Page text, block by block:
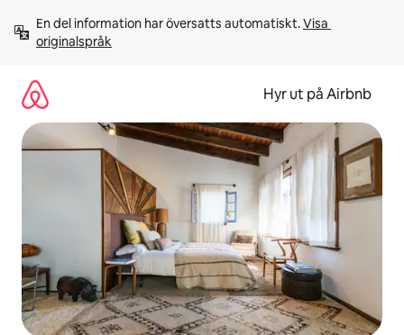
innehåll
En del information har översatts automatiskt. Visa
originalspråk
Hyr ut på Airbnb